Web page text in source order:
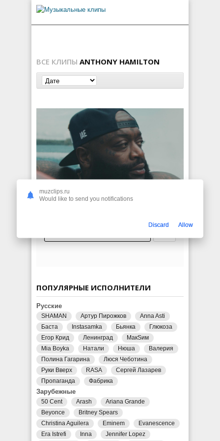
ВСЕ КЛИПЫ ANTHONY HAMILTON
ПОПУЛЯРНЫЕ ИСПОЛНИТЕЛИ
Русские
SHAMAN Артур Пирожков
Anna Asti
Баста
Instasamka Бьянка
Глюкоза
Егор Крид
Ленинград
МакSим
Mia Boyka
Натали Нюша
Валерия
Полина Гагарина
Люся Чеботина
Руки Вверх
RASA
Сергей Лазарев
Пропаганда
Фабрика
Зарубежные
50 Cent Arash
Ariana Grande
Beyonce
Britney Spears
Christina Aguilera
Eminem
Evanescence
Era Istrefi
Inna Jennifer Lopez
muzclips.ru
Would like to send you notifications
Discard Allow